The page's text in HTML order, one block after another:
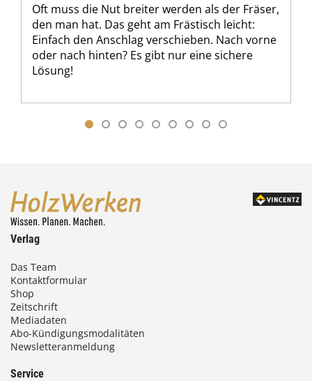
Oft muss die Nut breiter werden als der Fräser,
den man hat. Das geht am Frästisch leicht:
Einfach den Anschlag verschieben. Nach vorne
oder nach hinten? Es gibt nur eine sichere
Lösung!
Verlag
Das Team
Kontaktformular
Shop
Zeitschrift
Mediadaten
Abo-Kündigungsmodalitäten
Newsletteranmeldung
Service